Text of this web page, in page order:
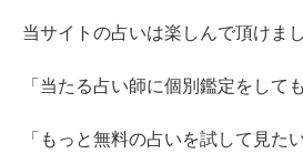
当サイトの占いは楽しんで頂けま
「当たる占い師に個別鑑定をして
「もっと無料の占いを試して見た